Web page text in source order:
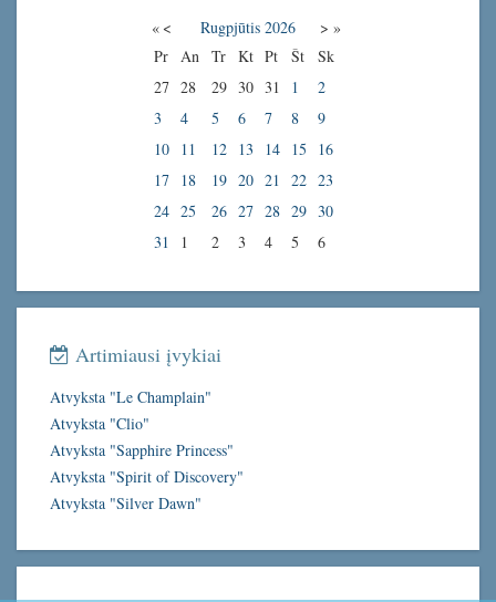
« < Rugpjūtis 2026 > »
Pr
An Tr Kt Pt Št
Sk
27 28 29 30 31 1
2
3
4 5 6 7 8
9
10
11 12 13 14 15
16
17
18 19 20 21 22 23
24 25 26 27 28 29 30
31
1 2 3 4 5 6
Artimiausi įvykiai
Atvyksta "Le Champlain"
Atvyksta "Clio"
Atvyksta "Sapphire Princess"
Atvyksta "Spirit of Discovery"
Atvyksta "Silver Dawn"